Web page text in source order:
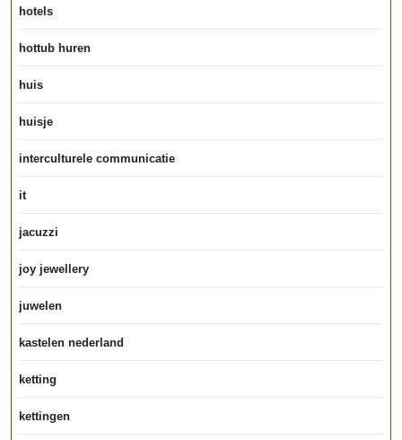
hotels
hottub huren
huis
huisje
interculturele communicatie
it
jacuzzi
joy jewellery
juwelen
kastelen nederland
ketting
kettingen